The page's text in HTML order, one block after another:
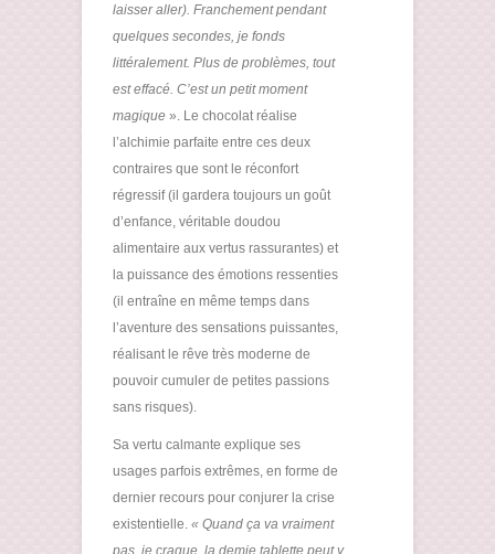
laisser aller). Franchement pendant
quelques secondes, je fonds
littéralement. Plus de problèmes, tout
est effacé. C’est un petit moment
magique ». Le chocolat réalise
l’alchimie parfaite entre ces deux
contraires que sont le réconfort
régressif (il gardera toujours un goût
d’enfance, véritable doudou
alimentaire aux vertus rassurantes) et
la puissance des émotions ressenties
(il entraîne en même temps dans
l’aventure des sensations puissantes,
réalisant le rêve très moderne de
pouvoir cumuler de petites passions
sans risques).
Sa vertu calmante explique ses
usages parfois extrêmes, en forme de
dernier recours pour conjurer la crise
existentielle. « Quand ça va vraiment
pas, je craque, la demie tablette peut y